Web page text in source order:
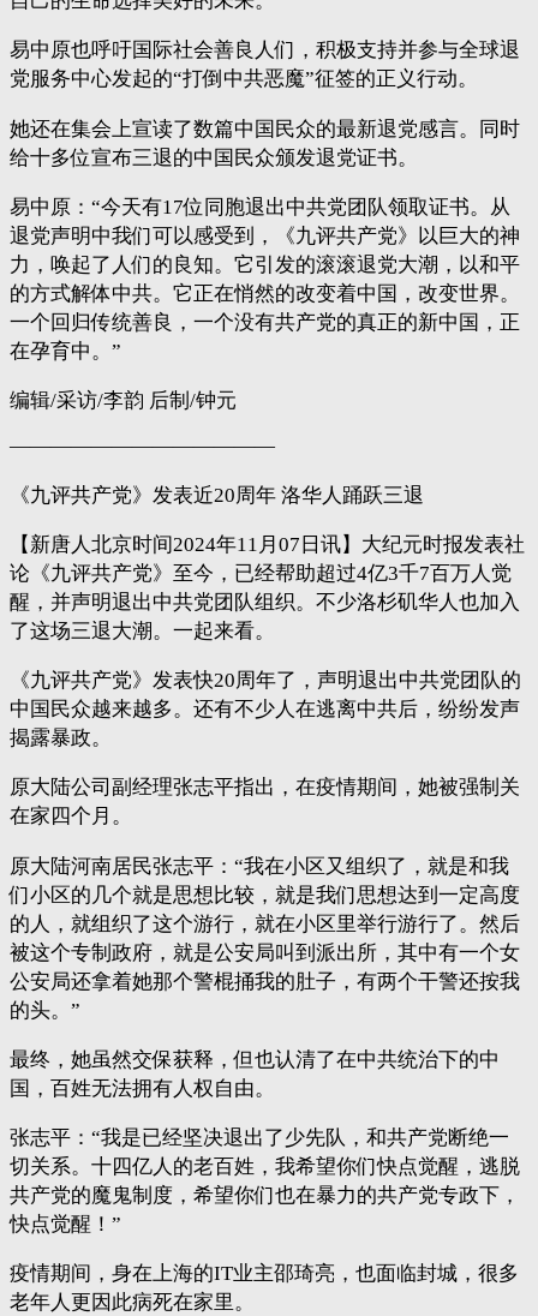
易中原也呼吁国际社会善良人们，积极支持并参与全球退
党服务中心发起的“打倒中共恶魔”征签的正义行动。
她还在集会上宣读了数篇中国民众的最新退党感言。同时
给十多位宣布三退的中国民众颁发退党证书。
易中原：“今天有17位同胞退出中共党团队领取证书。从
退党声明中我们可以感受到，《九评共产党》以巨大的神
力，唤起了人们的良知。它引发的滚滚退党大潮，以和平
的方式解体中共。它正在悄然的改变着中国，改变世界。
一个回归传统善良，一个没有共产党的真正的新中国，正
在孕育中。”
编辑/采访/李韵 后制/钟元
—————————————
《九评共产党》发表近20周年 洛华人踊跃三退
【新唐人北京时间2024年11月07日讯】大纪元时报发表社
论《九评共产党》至今，已经帮助超过4亿3千7百万人觉
醒，并声明退出中共党团队组织。不少洛杉矶华人也加入
了这场三退大潮。一起来看。
《九评共产党》发表快20周年了，声明退出中共党团队的
中国民众越来越多。还有不少人在逃离中共后，纷纷发声
揭露暴政。
原大陆公司副经理张志平指出，在疫情期间，她被强制关
在家四个月。
原大陆河南居民张志平：“我在小区又组织了，就是和我
们小区的几个就是思想比较，就是我们思想达到一定高度
的人，就组织了这个游行，就在小区里举行游行了。然后
被这个专制政府，就是公安局叫到派出所，其中有一个女
公安局还拿着她那个警棍捅我的肚子，有两个干警还按我
的头。”
最终，她虽然交保获释，但也认清了在中共统治下的中
国，百姓无法拥有人权自由。
张志平：“我是已经坚决退出了少先队，和共产党断绝一
切关系。十四亿人的老百姓，我希望你们快点觉醒，逃脱
共产党的魔鬼制度，希望你们也在暴力的共产党专政下，
快点觉醒！”
疫情期间，身在上海的IT业主邵琦亮，也面临封城，很多
老年人更因此病死在家里。